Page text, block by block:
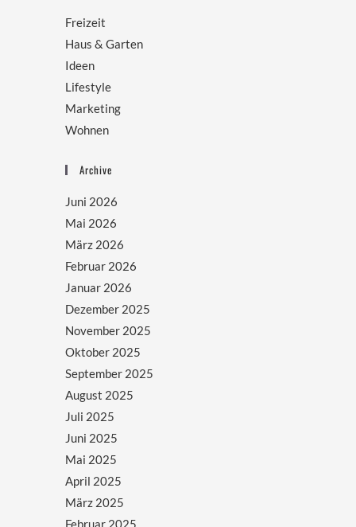
Freizeit
Haus & Garten
Ideen
Lifestyle
Marketing
Wohnen
Archive
Juni 2026
Mai 2026
März 2026
Februar 2026
Januar 2026
Dezember 2025
November 2025
Oktober 2025
September 2025
August 2025
Juli 2025
Juni 2025
Mai 2025
April 2025
März 2025
Februar 2025